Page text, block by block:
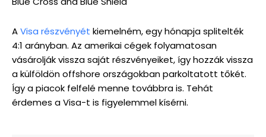
AVisa részvényét kiemelném, egy hónapja splitelték
4:1 arányban. Az amerikai cégek folyamatosan
vásárolják vissza saját részvényeiket, így hozzák vissza
a külföldön offshore országokban parkoltatott tőkét.
Így a piacok felfelé menne továbbra is. Tehát
érdemes a Visa-t is figyelemmel kísérni.